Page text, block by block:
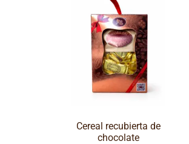
Cereal recubierta de
chocolate